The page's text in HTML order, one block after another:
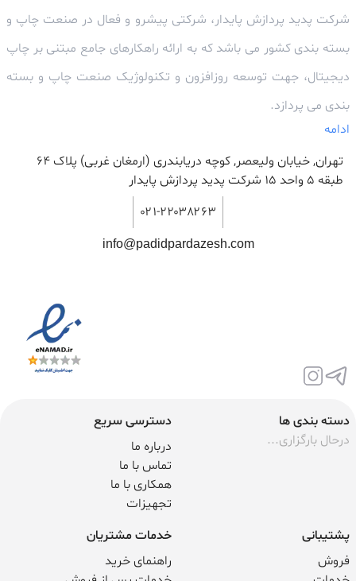
شرکت پدید پردازش پایدار، شرکتی پیشرو و فعال در صنعت چاپ و
بسته بندی کشور می باشد که به ارائه راهکارهای جامع مبتنی بر چاپ
دیجیتال، جهت توسعه روزافزون و تکنولوژیک صنعت چاپ و بسته
بندی می پردازد.
ادامه
تهران, خیابان ولیعصر, کوچه دریابندری (ارمغان غربی) پلاک 64
طبقه ۵ واحد ۱۵ شرکت پدید پردازش پایدار
۰۲۱-۲۲۰۳۸۲۶۳
info@padidpardazesh.com
دسته بندی ها
درحال بارگزاری...
دسترسی سریع
درباره ما
تماس با ما
همکاری با ما
تجهیزات
پشتیبانی
فروش
خدمات مشتریان
راهنمای خرید